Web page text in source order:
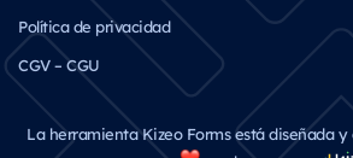
La herramienta Kizeo Forms está diseñada y
Política de privacidad
CGV – CGU